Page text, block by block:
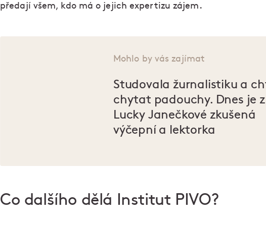
předají všem, kdo má o jejich expertizu zájem.
Mohlo by vás zajímat
Studovala žurnalistiku a
chytat padouchy. Dnes je z
Lucky Janečkové zkušená
výčepní a lektorka
Co dalšího dělá Institut PIVO?